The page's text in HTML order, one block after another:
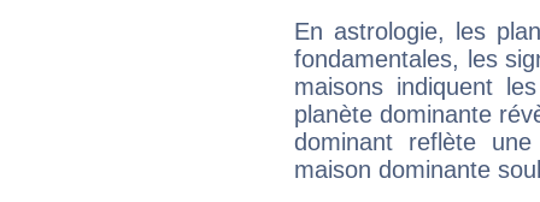
En astrologie, les
fondamentales, les
maisons indiquent
planète dominante
dominant reflète
maison dominante